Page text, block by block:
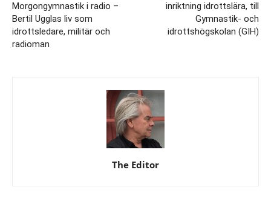
Morgongymnastik i radio –
Bertil Ugglas liv som
idrottsledare, militär och
radioman
inriktning idrottslära, till
Gymnastik- och
idrottshögskolan (GIH)
The Editor